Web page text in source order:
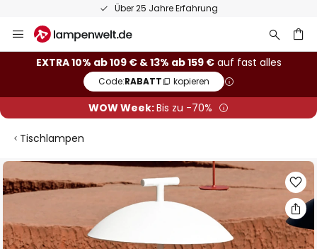
Über 25 Jahre Erfahrung
Inhalt
springen
EXTRA 10% ab 109 € & 13% ab 159 €auf fast alles
Code:RABATT kopieren
WOW Week:Bis zu -70%
Tischlampen
Zum
Ende
Bildgalerie
springen